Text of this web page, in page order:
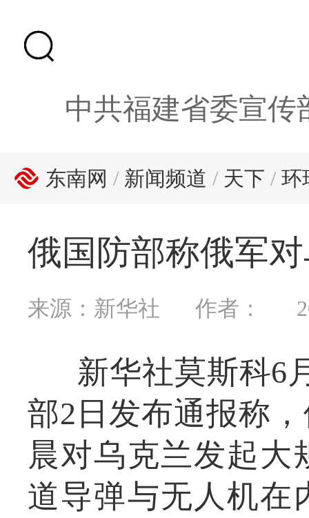
中共福建省委宣传
东南网 / 新闻频道 / 天下 / 环
俄国防部称俄军
来源：新华社 作者：
新华社莫斯科6
部2日发布通报称
晨对乌克兰发起大
道导弹与无人机在